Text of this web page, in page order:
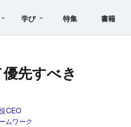
学び 特集 書籍
先すべき
CEO
ムワーク